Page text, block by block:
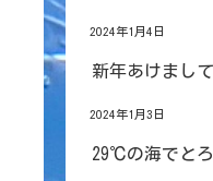
2024年1月4日
新年あけまし
2024年1月3日
29℃の海でと